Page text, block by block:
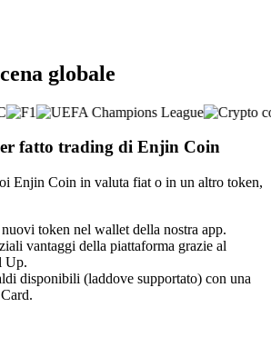
globale
fatto trading di Enjin Coin
Enjin Coin in valuta fiat o in un altro token,
token nel wallet della nostra app.
vantaggi della piattaforma grazie al
Up.
disponibili (laddove supportato) con una